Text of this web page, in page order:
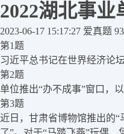
2022湖北事业
2023-06-17 15:17:27 爱真题
第1题
习近平总书记在世界经济论
第2题
单位推出“办不成事”窗口，
第3题
近日，甘肃省博物馆推出的“